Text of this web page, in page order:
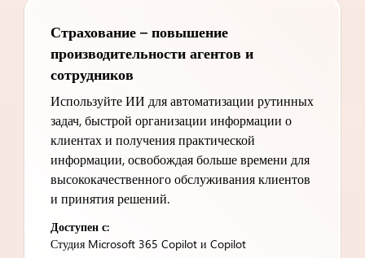
Страхование – повышение
производительности агентов и
сотрудников
Используйте ИИ для автоматизации рутинных
задач, быстрой организации информации о
клиентах и получения практической
информации, освобождая больше времени для
высококачественного обслуживания клиентов
и принятия решений.
Доступен с:
Студия Microsoft 365 Copilot и Copilot